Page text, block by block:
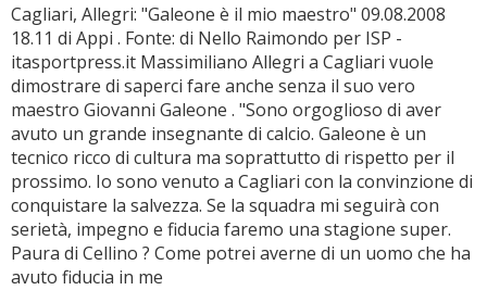
Cagliari, Allegri: "Galeone è il mio maestro" 09.08.2008
18.11 di Appi . Fonte: di Nello Raimondo per ISP -
itasportpress.it Massimiliano Allegri a Cagliari vuole
dimostrare di saperci fare anche senza il suo vero
maestro Giovanni Galeone . "Sono orgoglioso di aver
avuto un grande insegnante di calcio. Galeone è un
tecnico ricco di cultura ma soprattutto di rispetto per il
prossimo. Io sono venuto a Cagliari con la convinzione di
conquistare la salvezza. Se la squadra mi seguirà con
serietà, impegno e fiducia faremo una stagione super.
Paura di Cellino ? Come potrei averne di un uomo che ha
avuto fiducia in me